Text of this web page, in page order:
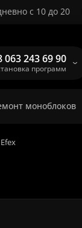
с 10 до 20
063 243 69 90
программ
моноблоков